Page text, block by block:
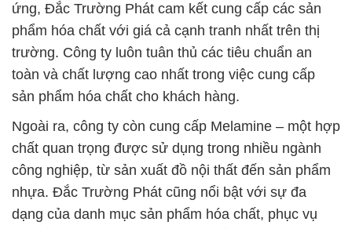
ứng, Đắc Trường Phát cam kết cung cấp các sản
phẩm hóa chất với giá cả cạnh tranh nhất trên thị
trường. Công ty luôn tuân thủ các tiêu chuẩn an
toàn và chất lượng cao nhất trong việc cung cấp
sản phẩm hóa chất cho khách hàng.
Ngoài ra, công ty còn cung cấp Melamine – một hợp
chất quan trọng được sử dụng trong nhiều ngành
công nghiệp, từ sản xuất đồ nội thất đến sản phẩm
nhựa. Đắc Trường Phát cũng nổi bật với sự đa
dạng của danh mục sản phẩm hóa chất, phục vụ